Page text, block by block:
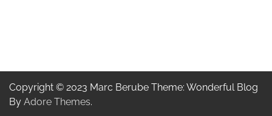
Copyright © 2023 Marc Berube Theme: Wonderful Blog
By Adore Themes.